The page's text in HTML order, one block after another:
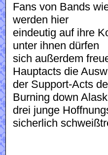
Fans von Bands
werden hier
eindeutig auf ihre
unter ihnen dürfen
sich außerdem
Hauptacts die
der Support-Acts
Burning down
drei junge
sicherlich